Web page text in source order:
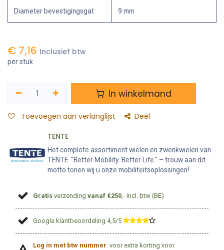
Diameter bevestigingsgat 9 mm
€ 7,16 Inclusief btw
per stuk
In winkelmand
Toevoegen aan verlanglijst Deel
TENTE
Het complete assortiment wielen en zwenkwielen van
TENTE. "Better Mobility. Better Life." – trouw aan dit
motto tonen wij u onze mobiliteitsoplossingen!
Gratis verzendingvanaf €250 ,- incl. btw (BE)
Google klantbeoordeling 4,5/5 ​
Log in met btw nummer voor extra korting voor